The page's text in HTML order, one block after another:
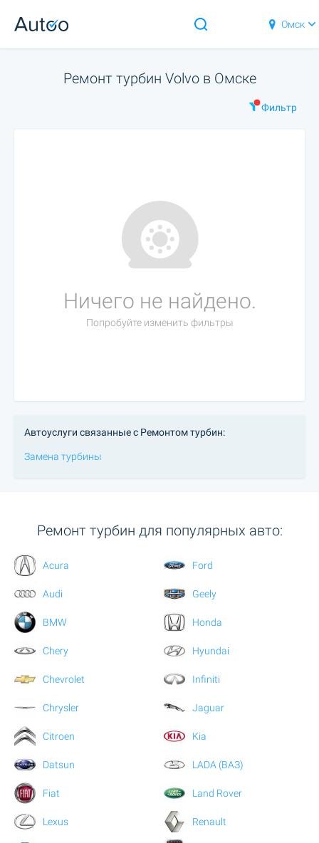
Омск
Ремонт турбин Volvo в Омске
Фильтр
Ничего не найдено.
Попробуйте изменить фильтры
Автоуслуги связанные с Ремонтом турбин:
Замена турбины
Ремонт турбин для популярных авто:
Acura
Audi
BMW
Chery
Chevrolet
Chrysler
Citroen
Datsun
Fiat
Ford
Geely
Honda
Hyundai
Infiniti
Jaguar
Kia
LADA (ВАЗ)
Land Rover
Lexus Renault